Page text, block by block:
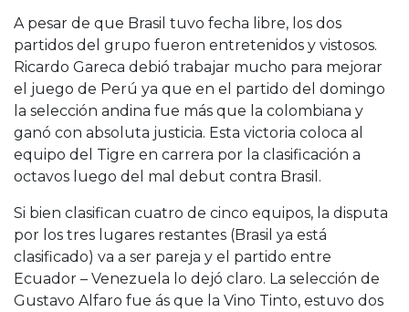
A pesar de que Brasil tuvo fecha libre, los dos
partidos del grupo fueron entretenidos y vistosos.
Ricardo Gareca debió trabajar mucho para mejorar
el juego de Perú ya que en el partido del domingo
la selección andina fue más que la colombiana y
ganó con absoluta justicia. Esta victoria coloca al
equipo del Tigre en carrera por la clasificación a
octavos luego del mal debut contra Brasil.
Si bien clasifican cuatro de cinco equipos, la disputa
por los tres lugares restantes (Brasil ya está
clasificado) va a ser pareja y el partido entre
Ecuador – Venezuela lo dejó claro. La selección de
Gustavo Alfaro fue ás que la Vino Tinto, estuvo dos